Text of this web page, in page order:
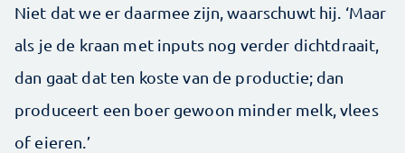
Niet dat we er daarmee zijn, waarschuwt hij. ‘Maar
als je de kraan met inputs nog verder dichtdraait,
dan gaat dat ten koste van de productie; dan
produceert een boer gewoon minder melk, vlees
of eieren.’